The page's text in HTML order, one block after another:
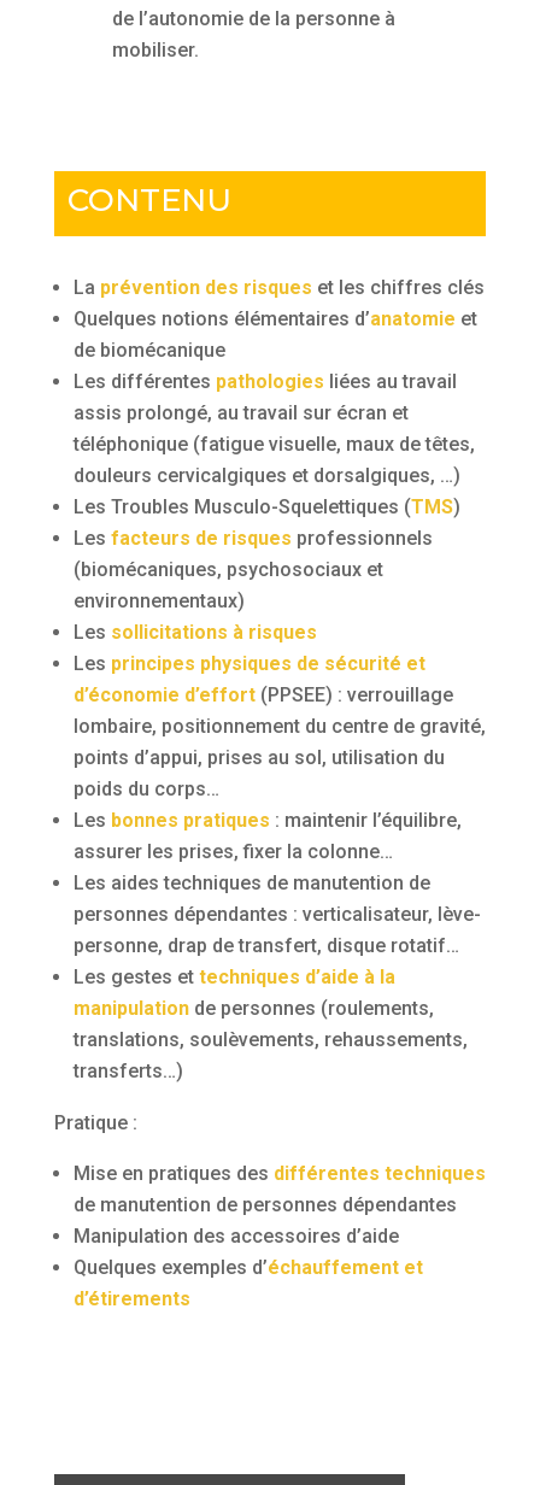
de l’autonomie de la personne à
mobiliser.
CONTENU
La prévention des risques et les chiffres clés
Quelques notions élémentaires d’anatomie et
de biomécanique
Les différentes pathologies liées au travail
assis prolongé, au travail sur écran et
téléphonique (fatigue visuelle, maux de têtes,
douleurs cervicalgiques et dorsalgiques, …)
Les Troubles Musculo-Squelettiques (TMS)
Les facteurs de risques professionnels
(biomécaniques, psychosociaux et
environnementaux)
Les sollicitations à risques
Les principes physiques de sécurité et
d’économie d’effort(PPSEE) : verrouillage
lombaire, positionnement du centre de gravité,
points d’appui, prises au sol, utilisation du
poids du corps…
Les bonnes pratiques : maintenir l’équilibre,
assurer les prises, fixer la colonne…
Les aides techniques de manutention de
personnes dépendantes : verticalisateur, lève-
personne, drap de transfert, disque rotatif…
Les gestes et techniques d’aide à la
manipulation de personnes (roulements,
translations, soulèvements, rehaussements,
transferts…)
Pratique :
Mise en pratiques des différentes techniques
de manutention de personnes dépendantes
Manipulation des accessoires d’aide
Quelques exemples d’échauffement et
d’étirements